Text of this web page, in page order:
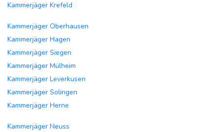
Kammerjäger Krefeld
Kammerjäger Oberhausen
Kammerjäger Hagen
Kammerjäger Siegen
Kammerjäger Mülheim
Kammerjäger Leverkusen
Kammerjäger Solingen
Kammerjäger Herne
Kammerjäger Neuss